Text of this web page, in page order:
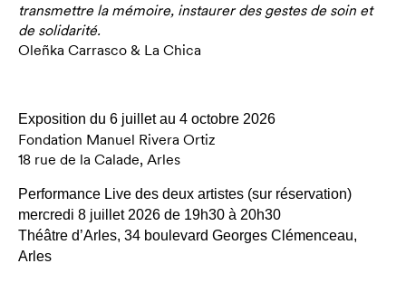
transmettre la mémoire, instaurer des gestes de soin et
de solidarité.
Oleñka Carrasco & La Chica
Exposition du 6 juillet au 4 octobre 2026
Fondation Manuel Rivera Ortiz
18 rue de la Calade, Arles
Performance Live des deux artistes (sur réservation)
mercredi 8 juillet 2026 de 19h30 à 20h30
Théâtre d’Arles, 34 boulevard Georges Clémenceau,
Arles